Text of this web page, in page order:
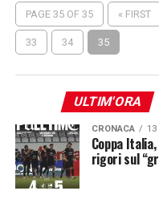
PAGE 35 OF 35 « FIRST
33 34 35
ULTIM'ORA
CRONACA 13
Coppa
rigori sul